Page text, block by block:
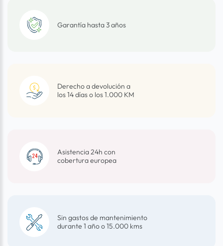
Garantía hasta 3 años
Derecho a devolución a
los 14 días o los 1.000 KM
Asistencia 24h con
cobertura europea
Sin gastos de mantenimiento
durante 1 año o 15.000 kms